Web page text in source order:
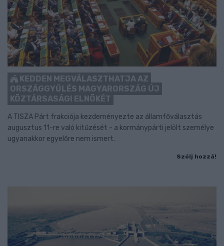
KEDDEN MEGVÁLASZTHATJA AZ
ORSZÁGGYŰLÉS MAGYARORSZÁG ÚJ
KÖZTÁRSASÁGI ELNÖKÉT
A TISZA Párt frakciója kezdeményezte az államfőválasztás
augusztus 11-re való kitűzését - a kormánypárti jelölt személye
ugyanakkor egyelőre nem ismert.
Szólj hozzá!